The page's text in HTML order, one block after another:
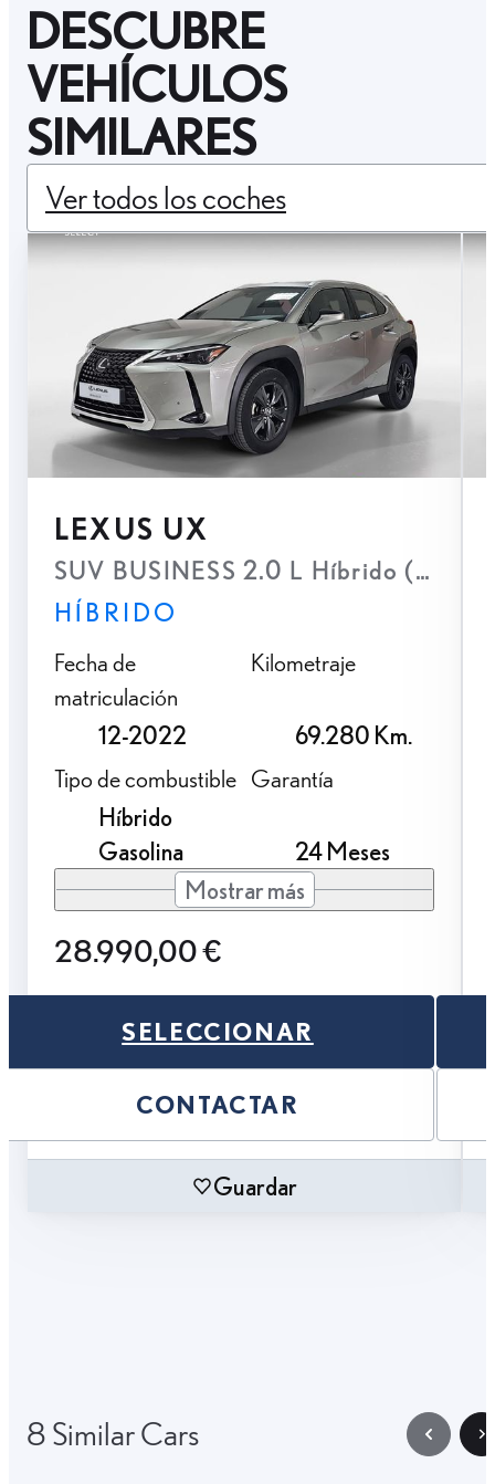
DESCUBRE
VEHÍCULOS
SIMILARES
Ver todos los coches
LEXUS UX
SUV BUSINESS 2.0 L Híbrido (2WD)
HÍBRIDO
Fecha de
matriculación
12-2022
Kilometraje
69.280 Km.
Tipo de combustible
Híbrido
Gasolina
Garantía
24 Meses
Mostrar más
28.990,00 €
SELECCIONAR
CONTACTAR
Guardar
8 Similar Cars